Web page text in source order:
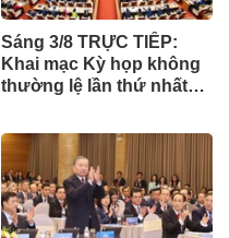
Sáng 3/8 TRỰC TIẾP:
Khai mạc Kỳ họp không
thường lệ lần thứ nhất